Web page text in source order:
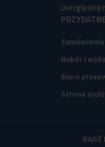
Uwzględnij
Zamówienia
Nabór i
Biuro
Strona
BĄDŹ